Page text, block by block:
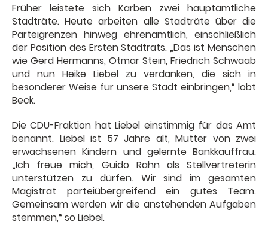
Früher leistete sich Karben zwei hauptamtliche
Stadträte. Heute arbeiten alle Stadträte über die
Parteigrenzen hinweg ehrenamtlich, einschließlich
der Position des Ersten Stadtrats. „Das ist Menschen
wie Gerd Hermanns, Otmar Stein, Friedrich Schwaab
und nun Heike Liebel zu verdanken, die sich in
besonderer Weise für unsere Stadt einbringen,“ lobt
Beck.
Die CDU-Fraktion hat Liebel einstimmig für das Amt
benannt. Liebel ist 57 Jahre alt, Mutter von zwei
erwachsenen Kindern und gelernte Bankkauffrau.
„Ich freue mich, Guido Rahn als Stellvertreterin
unterstützen zu dürfen. Wir sind im gesamten
Magistrat parteiübergreifend ein gutes Team.
Gemeinsam werden wir die anstehenden Aufgaben
stemmen,“ so Liebel.